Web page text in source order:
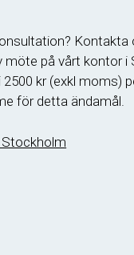
Kontakta
möte på vårt kontor i
kr (exkl moms)
för detta ändamål.
Stockholm